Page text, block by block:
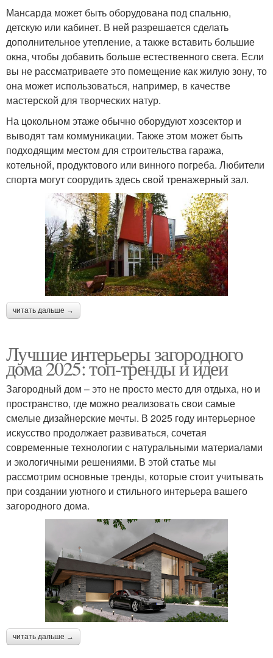
Мансарда может быть оборудована под спальню,
детскую или кабинет. В ней разрешается сделать
дополнительное утепление, а также вставить большие
окна, чтобы добавить больше естественного света. Если
вы не рассматриваете это помещение как жилую зону, то
она может использоваться, например, в качестве
мастерской для творческих натур.
На цокольном этаже обычно оборудуют хозсектор и
выводят там коммуникации. Также этом может быть
подходящим местом для строительства гаража,
котельной, продуктового или винного погреба. Любители
спорта могут соорудить здесь свой тренажерный зал.
читать дальше →
Лучшие интерьеры загородного
дома 2025: топ-тренды и идеи
Загородный дом – это не просто место для отдыха, но и
пространство, где можно реализовать свои самые
смелые дизайнерские мечты. В 2025 году интерьерное
искусство продолжает развиваться, сочетая
современные технологии с натуральными материалами
и экологичными решениями. В этой статье мы
рассмотрим основные тренды, которые стоит учитывать
при создании уютного и стильного интерьера вашего
загородного дома.
читать дальше →